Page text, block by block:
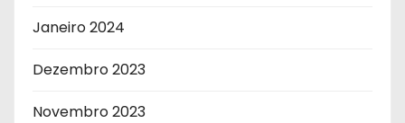
Janeiro 2024
Dezembro 2023
Novembro 2023